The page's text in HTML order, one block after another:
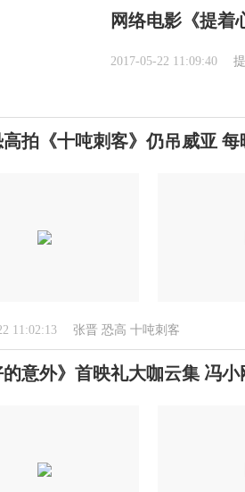
网络电影《提着
2017-05-22 11:09:40
拍《十吨刺客》仍吊威亚
11:02:13 张晋 恐高 十吨刺客
的意外》首映礼大咖云集 冯